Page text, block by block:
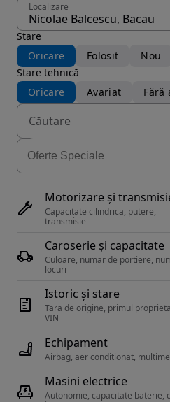
Localizare
Nicolae Balcescu, Bacau
Stare
Oricare
Folosit
Nou
Stare tehnică
Oricare
Avariat Fără
Motorizare și
Capacitate cilindrica, putere,
transmisie
Caroserie și capacitate
Culoare, numar de portiere,
locuri
Istoric și stare
Tara de origine, primul
Echipament
Airbag, aer conditionat,
Masini electrice
Autonomie, capacitate baterie,